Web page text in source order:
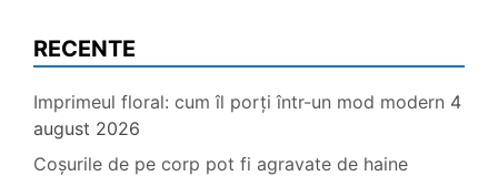
RECENTE
Imprimeul floral: cum îl porți într-un mod modern 4
august 2026
Coșurile de pe corp pot fi agravate de haine